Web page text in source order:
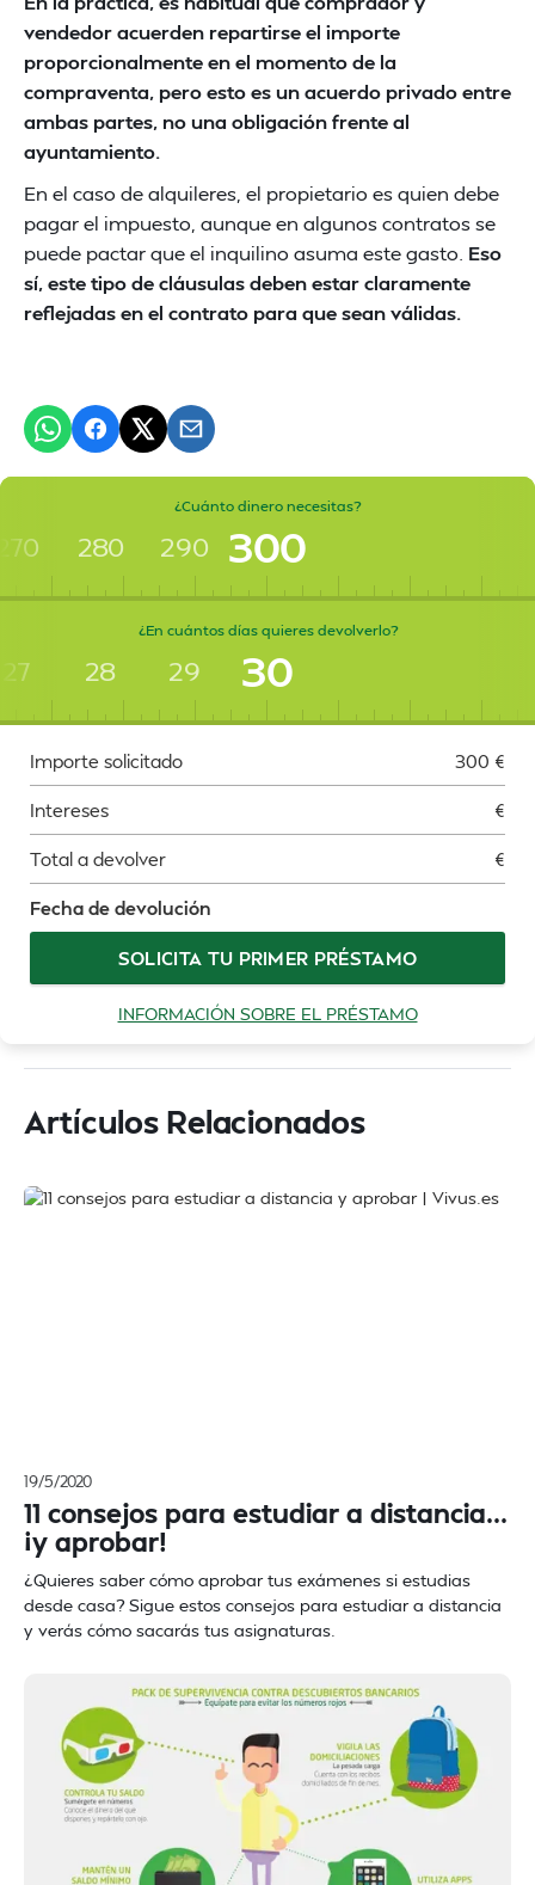
vendedor acuerden repartirse el importe
proporcionalmente en el momento de la
compraventa, pero esto es un acuerdo privado entre
ambas partes, no una obligación frente al
ayuntamiento.
En el caso de alquileres, el propietario es quien debe
pagar el impuesto, aunque en algunos contratos se
puede pactar que el inquilino asuma este gasto. Eso
sí, este tipo de cláusulas deben estar claramente
reflejadas en el contrato para que sean válidas.
¿Cuánto dinero necesitas?
280 290 300
¿En cuántos días quieres devolverlo?
27 28 29 30
Importe solicitado 300 €
Intereses €
Total a devolver €
Fecha de devolución
SOLICITA TU PRIMER PRÉSTAMO
INFORMACIÓN SOBRE EL PRÉSTAMO
Artículos Relacionados
19/5/2020
11 consejos para estudiar a distancia...
¡y aprobar!
¿Quieres saber cómo aprobar tus exámenes si estudias
desde casa? Sigue estos consejos para estudiar a distancia
y verás cómo sacarás tus asignaturas.